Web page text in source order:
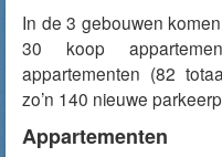
In de 3 gebouwen
30 koop
appartementen (82
zo’n 140 nieuwe
Appartementen